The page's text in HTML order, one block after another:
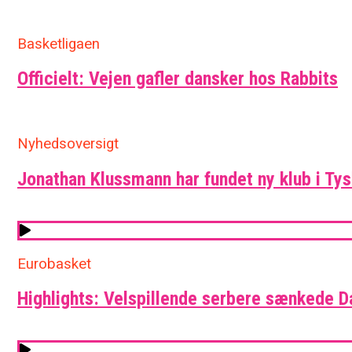
Basketligaen
Officielt: Vejen gafler dansker hos Rabbits
Nyhedsoversigt
Jonathan Klussmann har fundet ny klub i
Eurobasket
Highlights: Velspillende serbere sænkede